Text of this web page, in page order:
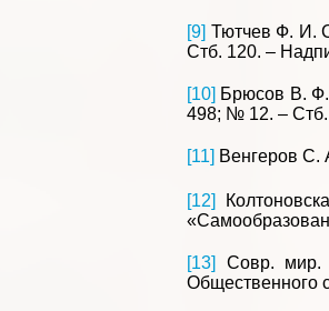
[9] Тютчев Ф. И.
Стб. 120. –
[10] Брюсов В.
498; № 12. –
[11] Венгеров С.
[12]
[13]
Совр.
Общественного